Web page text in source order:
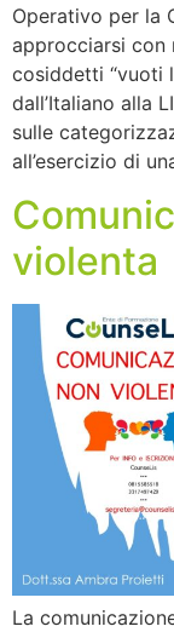
Operativo per la
approcciarsi con
cosiddetti “vuoti
dall’Italiano alla
sulle
all’esercizio di
violenta
La